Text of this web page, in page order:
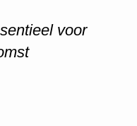
voor